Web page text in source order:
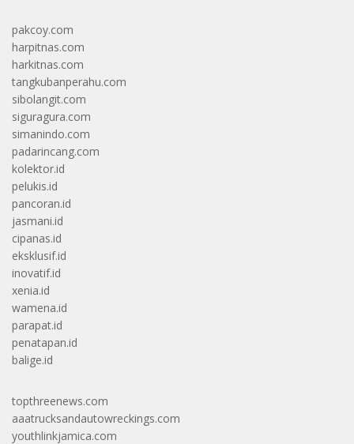
pakcoy.com
harpitnas.com
harkitnas.com
tangkubanperahu.com
sibolangit.com
siguragura.com
simanindo.com
padarincang.com
kolektor.id
pelukis.id
pancoran.id
jasmani.id
cipanas.id
eksklusif.id
inovatif.id
xenia.id
wamena.id
parapat.id
penatapan.id
balige.id
topthreenews.com
aaatrucksandautowreckings.com
youthlinkjamica.com